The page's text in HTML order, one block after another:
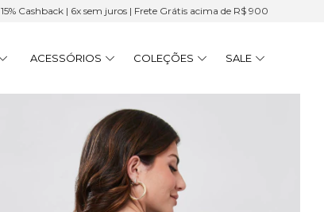
15% Cashback | 6x sem juros | Frete Grátis acima de R$ 900
ACESSÓRIOS COLEÇÕES SALE